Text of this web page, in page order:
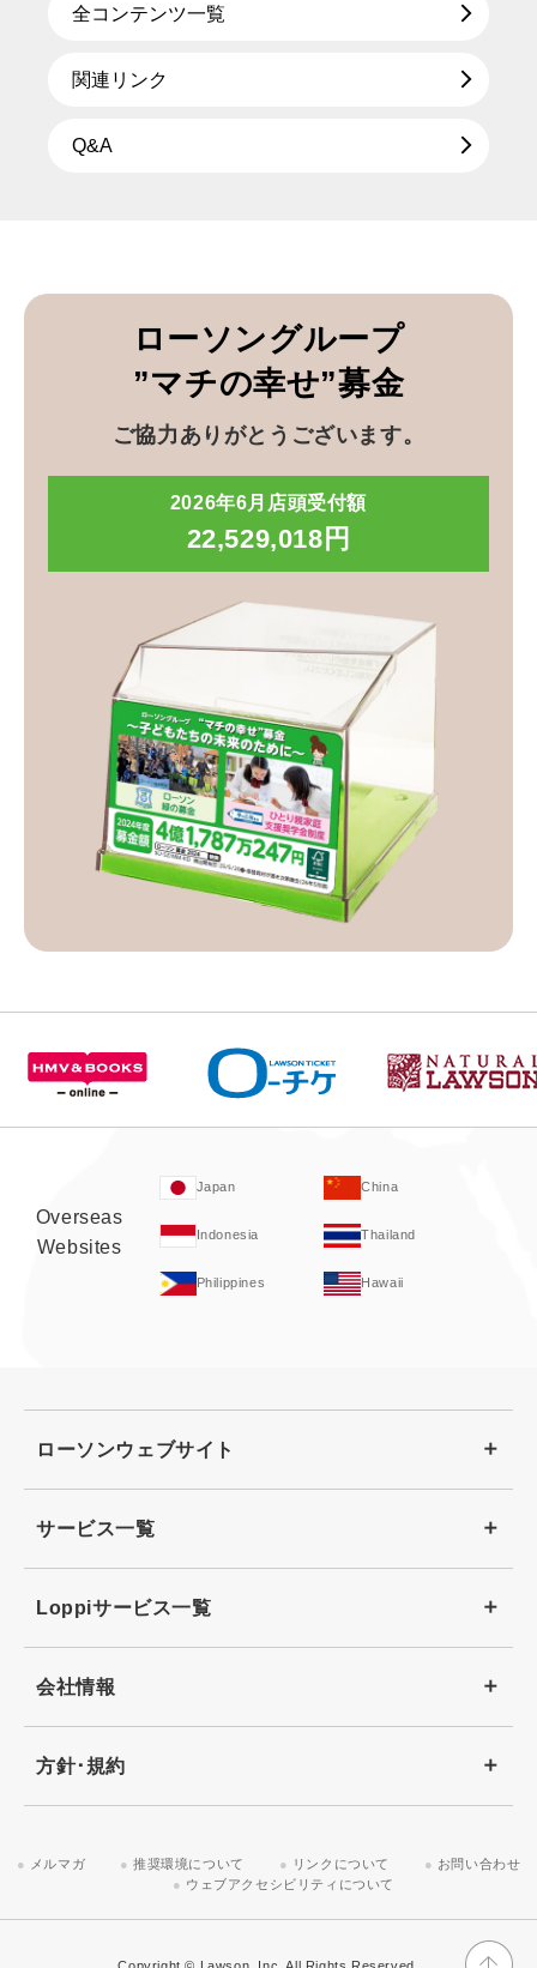
全コンテンツ一覧
関連リンク
Q&A
ローソングループ
”マチの幸せ”募金
ご協力ありがとうございます。
2026年6月店頭受付額
22,529,018円
Overseas
Websites
Japan China
Indonesia Thailand
Philippines Hawaii
ローソンウェブサイト
サービス一覧
Loppiサービス一覧
会社情報
方針･規約
メルマガ 推奨環境について リンクについて
お問い合わせ
ウェブアクセシビリティについて
Copyright © Lawson, Inc. All Rights Reserved.